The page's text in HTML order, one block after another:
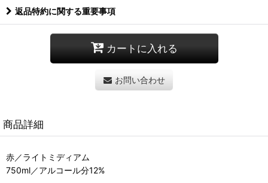
返品特約に関する重要事項
カートに入れる
お問い合わせ
商品詳細
赤／ライトミディアム
750ml／アルコール分12%